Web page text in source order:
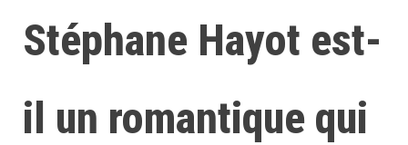
Stéphane Hayot est-
il un romantique qui